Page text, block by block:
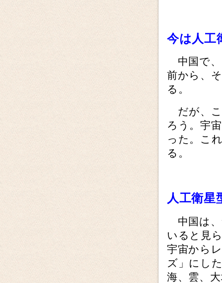
今は人工
中国で、
前から、
る。
だが、こ
ろう。宇
った。こ
る。
人工衛星
中国は、
いると見
宇宙から
ズ」にし
海、雲、